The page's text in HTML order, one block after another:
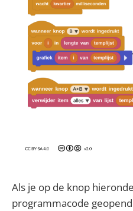
Als je op de knop
programmacode